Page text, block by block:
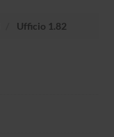
Ufficio 1.82